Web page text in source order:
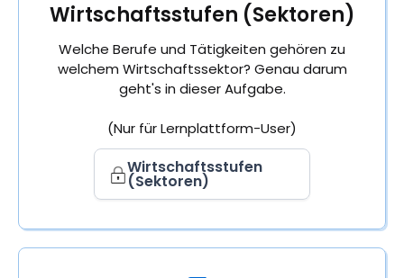
Wirtschaftsstufen (Sektoren)
Welche Berufe und Tätigkeiten gehören zu
welchem Wirtschaftssektor? Genau darum
geht's in dieser Aufgabe.
(Nur für Lernplattform-User)
Wirtschaftsstufen
(Sektoren)